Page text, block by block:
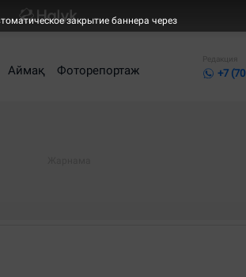
Аймақ Фоторепортаж
Редакция
+7
закрытие баннера через